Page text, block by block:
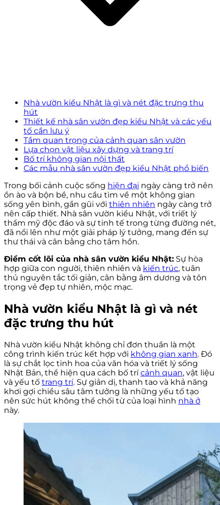
Nhà vườn kiểu Nhật là gì và nét đặc trưng thu
hút
Thiết kế nhà sân vườn đẹp kiểu Nhật và các yếu
tố cần lưu ý
Tầm quan trọng của cảnh quan sân vườn
Lựa chọn vật liệu xây dựng và trang trí
Bố trí không gian nội thất
Các mẫu nhà sân vườn đẹp kiểu Nhật phổ biến
Trong bối cảnh cuộc sống hiện đại ngày càng trở nên
ồn ào và bộn bề, nhu cầu tìm về một không gian
sống yên bình, gần gũi với thiên nhiên ngày càng trở
nên cấp thiết. Nhà sân vườn kiểu Nhật, với triết lý
thẩm mỹ độc đáo và sự tinh tế trong từng đường nét,
đã nổi lên như một giải pháp lý tưởng, mang đến sự
thư thái và cân bằng cho tâm hồn.
Điểm cốt lõi của nhà sân vườn kiểu Nhật: Sự hòa
hợp giữa con người, thiên nhiên và kiến trúc, tuân
thủ nguyên tắc tối giản, cân bằng âm dương và tôn
trọng vẻ đẹp tự nhiên, mộc mạc.
Nhà vườn kiểu Nhật là gì và nét
đặc trưng thu hút
Nhà vườn kiểu Nhật không chỉ đơn thuần là một
công trình kiến trúc kết hợp với không gian xanh. Đó
là sự chắt lọc tinh hoa của văn hóa và triết lý sống
Nhật Bản, thể hiện qua cách bố trícảnh quan, vật liệu
và yếu tố trang trí. Sự giản dị, thanh tao và khả năng
khơi gợi chiều sâu tâm tưởng là những yếu tố tạo
nên sức hút không thể chối từ của loại hình nhà ở
này.